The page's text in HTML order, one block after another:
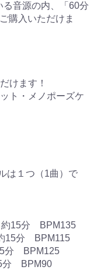
音源の内、「60分
購入いただけま
けます！
ト・メノポーズケ
は１つ（1曲）で
15分 BPM135
15分 BPM115
分 BPM125
分 BPM90